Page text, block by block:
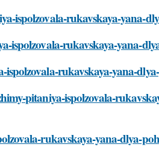
ispolzovala-rukavskaya-yana-
ispolzovala-rukavskaya-yana-
rukavskaya-yana-
pitaniya-ispolzovala-
rukavskaya-yana-dlya-